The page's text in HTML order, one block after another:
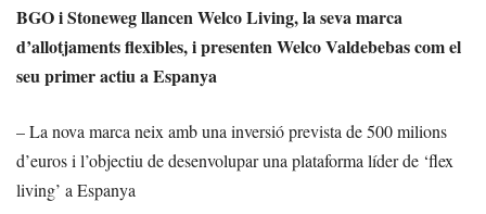
BGO i Stoneweg llancen Welco Living, la seva marca
d’allotjaments flexibles, i presenten Welco Valdebebas com el
seu primer actiu a Espanya
– La nova marca neix amb una inversió prevista de 500 milions
d’euros i l’objectiu de desenvolupar una plataforma líder de ‘flex
living’ a Espanya